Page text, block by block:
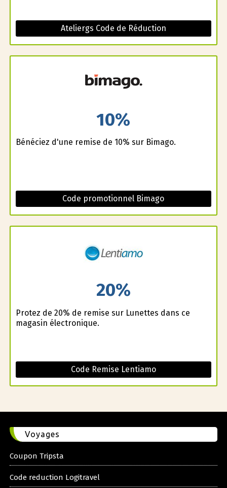
Ateliergs Code de Réduction
10%
Bénéficiez d'une remise de 10% sur Bimago.
Code promotionnel Bimago
20%
Profitez de 20% de remise sur Lunettes dans ce
magasin électronique.
Code Remise Lentiamo
Voyages
Coupon Tripsta
Code reduction Logitravel